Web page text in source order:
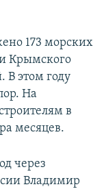
173 морских
Крымского
В этом году
На
в
месяцев.
через
Владимир